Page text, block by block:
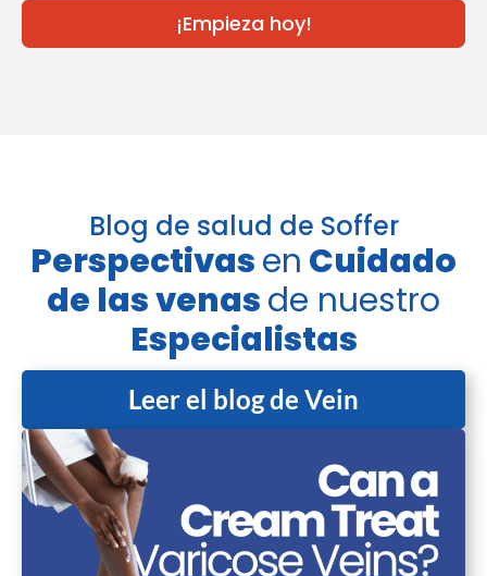
¡Empieza hoy!
Blog de salud de Soffer
Perspectivasen Cuidado
de las venasde nuestro
Especialistas
Leer el blog de Vein